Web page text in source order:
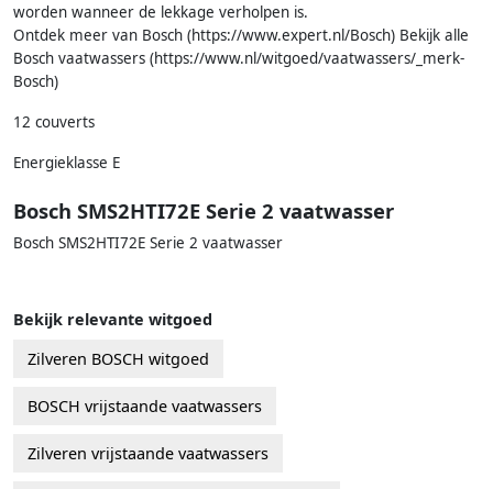
worden wanneer de lekkage verholpen is.
Ontdek meer van Bosch (https://www.expert.nl/Bosch) Bekijk alle
Bosch vaatwassers (https://www.nl/witgoed/vaatwassers/_merk-
Bosch)
12 couverts
Energieklasse E
Bosch SMS2HTI72E Serie 2 vaatwasser
Bosch SMS2HTI72E Serie 2 vaatwasser
Bekijk relevante witgoed
Zilveren BOSCH witgoed
BOSCH vrijstaande vaatwassers
Zilveren vrijstaande vaatwassers